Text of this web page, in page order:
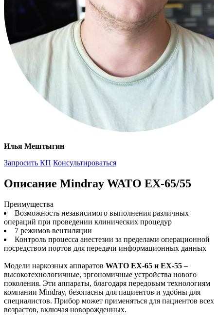
Илья Мештыгин
Запросить КП Консультироваться
Описание Mindray WATO EX-65/55
Преимущества
Возможность независимого выполнения различных
операций при проведении клинических процедур
7 режимов вентиляции
Контроль процесса анестезии за пределами операционной
посредством портов для передачи информационных данных
Модели наркозных аппаратов WATO EX-65 и EX-55 –
высокотехнологичные, эргономичные устройства нового
поколения. Эти аппараты, благодаря передовым технологиям
компании Mindray, безопасны для пациентов и удобны для
специалистов. Прибор может применяться для пациентов всех
возрастов, включая новорожденных.